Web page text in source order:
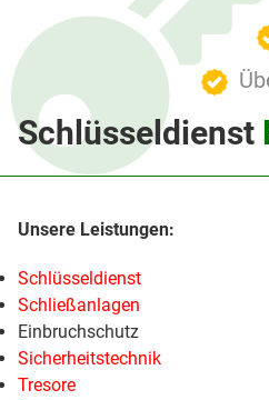
Schlüsseldienst
Schlüsseldienst
Schließanlagen
Einbruchschutz
Sicherheitstechnik
Tresore